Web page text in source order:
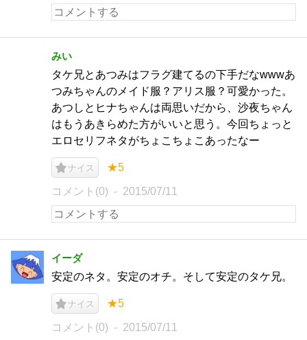
みい
タケ兄とあつみはフラグ建てるの下手だなwwwあ
つみちゃんのメイド服？アリス服？可愛かった。
あつしとヒナちゃんは両思いだから、沙夜ちゃん
はもうあきらめた方がいいと思う。今回ちょっと
エロセリフネタがちょこちょこあったなー
ナイス ★5
コメント(0) 2015/07/11
イーダ
安定のネタ。安定のオチ。そして安定のタケ兄。
ナイス ★5
コメント(0) 2015/07/11